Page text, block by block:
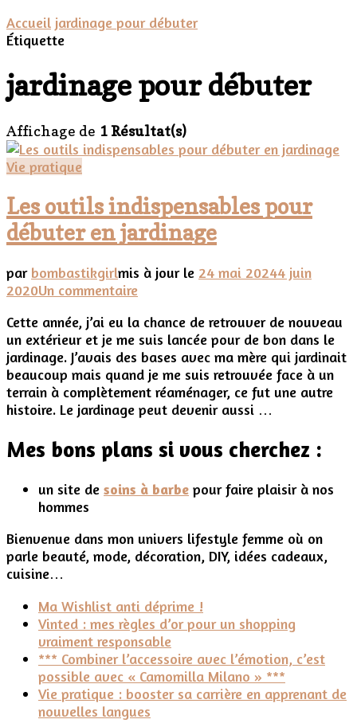
Accueil jardinage pour débuter
Étiquette
jardinage pour débuter
Affichage de 1 Résultat(s)
Vie pratique
Les outils indispensables pour
débuter en jardinage
par bombastikgirlmis à jour le 24 mai 20244 juin
2020Un commentairesur
outils
indispensables
pour
débuter
en
jardinage
Cette année, j’ai eu la chance de retrouver de nouveau
un extérieur et je me suis lancée pour de bon dans le
jardinage. J’avais des bases avec ma mère qui jardinait
beaucoup mais quand je me suis retrouvée face à un
terrain à complètement réaménager, ce fut une autre
histoire. Le jardinage peut devenir aussi …
Mes bons plans si vous cherchez :
un site de soins à barbe pour faire plaisir à nos
hommes
Bienvenue dans mon univers lifestyle femme où on
parle beauté, mode, décoration, DIY, idées cadeaux,
cuisine…
Ma Wishlist anti déprime !
Vinted : mes règles d’or pour un shopping
vraiment responsable
*** Combiner l’accessoire avec l’émotion, c’est
possible avec « Camomilla Milano » ***
Vie pratique : booster sa carrière en apprenant de
nouvelles langues